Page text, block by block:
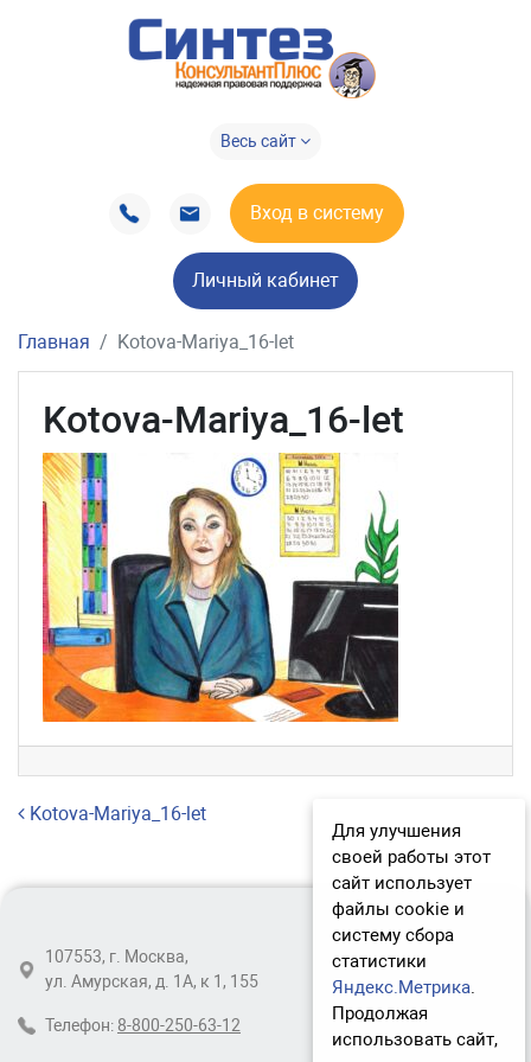
Весь сайт
Вход в систему
Личный кабинет
Главная Kotova-Mariya_16-let
Kotova-Mariya_16-let
Навигация по записям
Kotova-Mariya_16-let
107553, г. Москва,
ул. Амурская, д. 1А, к 1, 155
Телефон: 8-800-250-63-12
Для улучшения
своей работы этот
сайт использует
файлы cookie и
систему сбора
статистики
Яндекс.Метрика.
Продолжая
использовать сайт,